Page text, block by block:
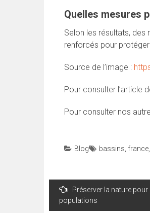
Quelles mesures
Selon les résultats,
renforcés pour
Source de l’image :
Pour consulter l’article
Pour consulter nos
Blog bassins france
Navigation
Préserver la nature
populations